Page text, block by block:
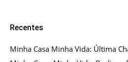
Recentes
Minha Casa Minha Vida: Última